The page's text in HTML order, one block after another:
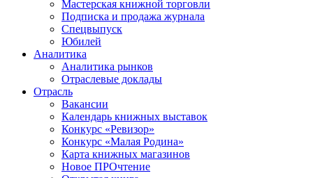
Мастерская книжной торговли
Подписка и продажа журнала
Спецвыпуск
Юбилей
Аналитика
Аналитика рынков
Отраслевые доклады
Отрасль
Вакансии
Календарь книжных выставок
Конкурс «Ревизор»
Конкурс «Малая Родина»
Карта книжных магазинов
Новое ПРОчтение